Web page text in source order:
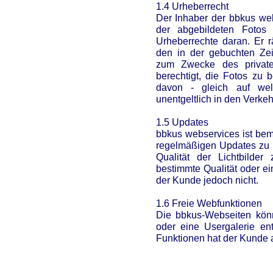
1.4 Urheberrecht
Der Inhaber der bbkus
der abgebildeten
Urheberrechte daran. Er
den in der gebuchten
zum Zwecke des
berechtigt, die Fotos zu
davon - gleich auf
unentgeltlich in den
1.5 Updates
bbkus webservices ist
regelmäßigen Updates
Qualität der Lichtbilder
bestimmte Qualität oder
der Kunde jedoch nicht.
1.6 Freie Webfunktionen
Die bbkus-Webseiten
oder eine Usergalerie
Funktionen hat der Kunde